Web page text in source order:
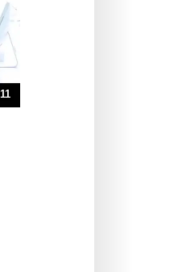
因は、行動
法